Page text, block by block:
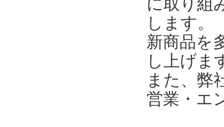
に取り組
します。
新商品を
し上げま
また、弊
営業・エ